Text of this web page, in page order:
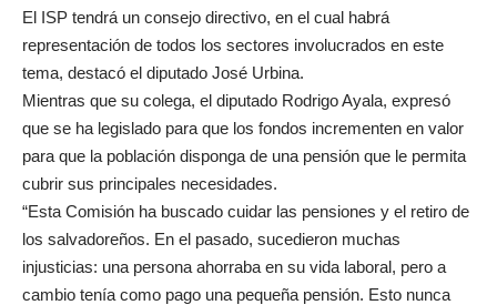
El ISP tendrá un consejo directivo, en el cual habrá
representación de todos los sectores involucrados en este
tema, destacó el diputado José Urbina.
Mientras que su colega, el diputado Rodrigo Ayala, expresó
que se ha legislado para que los fondos incrementen en valor
para que la población disponga de una pensión que le permita
cubrir sus principales necesidades.
“Esta Comisión ha buscado cuidar las pensiones y el retiro de
los salvadoreños. En el pasado, sucedieron muchas
injusticias: una persona ahorraba en su vida laboral, pero a
cambio tenía como pago una pequeña pensión. Esto nunca